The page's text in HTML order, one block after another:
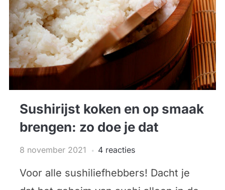
Sushirijst koken en op smaak
brengen: zo doe je dat
8 november 2021 4 reacties
Voor alle sushiliefhebbers! Dacht je